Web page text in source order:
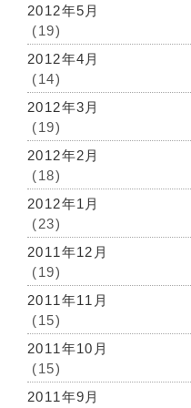
2012年5月
(19)
2012年4月
(14)
2012年3月
(19)
2012年2月
(18)
2012年1月
(23)
2011年12月
(19)
2011年11月
(15)
2011年10月
(15)
2011年9月